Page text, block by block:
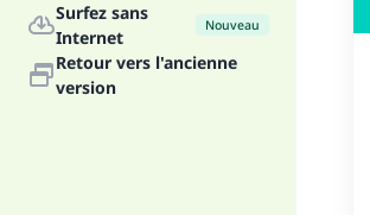
Surfez sans
Internet
Nouveau
Retour vers l'ancienne
version